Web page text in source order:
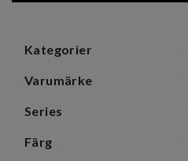
Kategorier
Varumärke
Series
Färg